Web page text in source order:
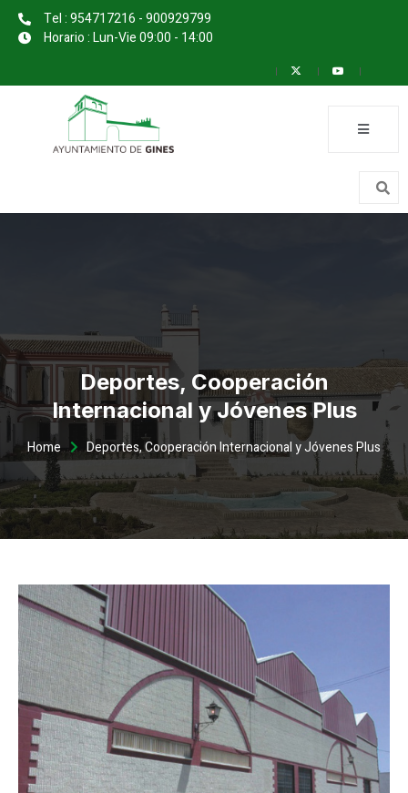
Tel : 954717216 - 900929799
Horario : Lun-Vie 09:00 - 14:00
Deportes, Cooperación
Internacional y Jóvenes Plus
Home Deportes, Cooperación Internacional y Jóvenes Plus